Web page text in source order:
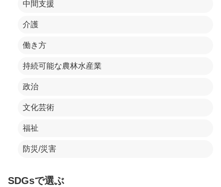
中間支援
介護
働き方
持続可能な農林水産業
政治
文化芸術
福祉
防災/災害
SDGsで選ぶ